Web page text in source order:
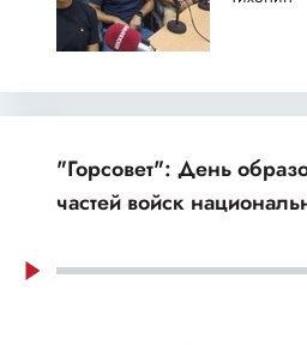
"Горсовет": День
частей войск